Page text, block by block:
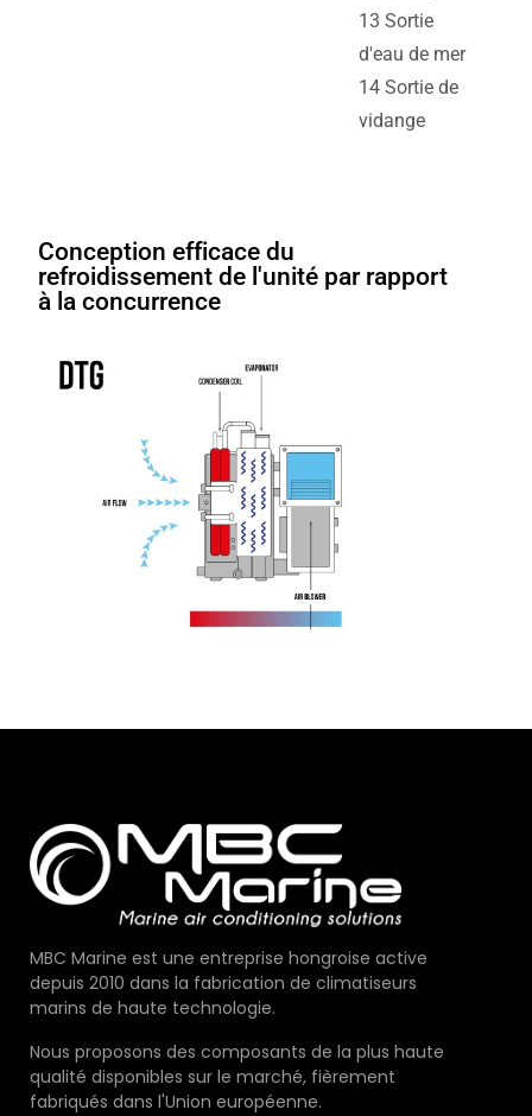
13 Sortie
d'eau de mer
14 Sortie de
vidange
Conception efficace du
refroidissement de l'unité par rapport
à la concurrence
MBC Marine est une entreprise hongroise active
depuis 2010 dans la fabrication de climatiseurs
marins de haute technologie.
Nous proposons des composants de la plus haute
qualité disponibles sur le marché, fièrement
fabriqués dans l'Union européenne.